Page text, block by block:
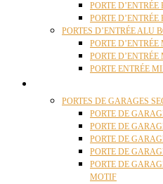
PORTE
PORTE
PORTES D’ENTRÉE ALU
PORTE
PORTE
PORTE ENTRÉE
PORTES DE GARAGES
PORTE DE
PORTE DE
PORTE DE
PORTE DE
PORTE DE
MOTIF